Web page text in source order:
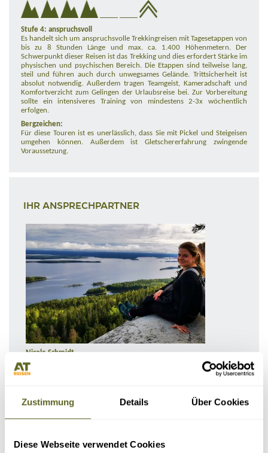
Zustimmung Details Über Cookies
Diese Webseite verwendet Cookies
Stufe 4: anspruchsvoll
Es handelt sich um anspruchsvolle Trekkingreisen mit Tagesetappen von
bis zu 8 Stunden Länge und max. ca. 1.400 Höhenmetern. Der
Schwerpunkt dieser Reisen ist das Trekking und dies erfordert Stärke im
physischen und psychischen Bereich. Die Etappen sind teilweise lang,
steil und führen auch durch unwegsames Gelände. Trittsicherheit ist
absolut notwendig. Außerdem tragen Teamgeist, Kameradschaft und
Komfortverzicht zum Gelingen der Urlaubsreise bei. Zur Vorbereitung
sollte ein intensiveres Training von mindestens 2-3x wöchentlich
erfolgen.
Bergzeichen:
Für diese Touren ist es unerlässlich, dass Sie mit Pickel und Steigeisen
umgehen können. Außerdem ist Gletschererfahrung zwingende
Voraussetzung.
IHR ANSPRECHPARTNER
Nicole Schmidt
Sales Managerin Europe
Ihr Ansprechpartner für Europa Sommerreisen und Winterreisen,
Tel:0341 / 55 00 94 -42